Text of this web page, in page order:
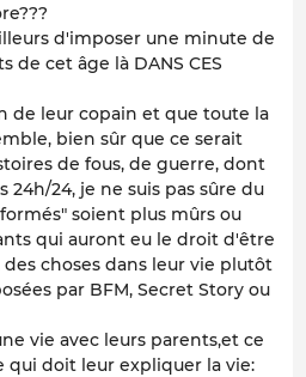
d'imposer une minute de
de cet âge là DANS CES
de leur copain et que toute la
bien sûr que ce serait
de fous, de guerre, dont
24h/24, je ne suis pas sûre du
soient plus mûrs ou
qui auront eu le droit d'être
choses dans leur vie plutôt
par BFM, Secret Story ou
vie avec leurs parents,et ce
qui doit leur expliquer la vie: